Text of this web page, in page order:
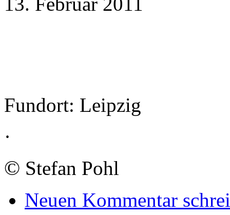
Fundort: Leipzig
·
© Stefan Pohl
Neuen Kommentar